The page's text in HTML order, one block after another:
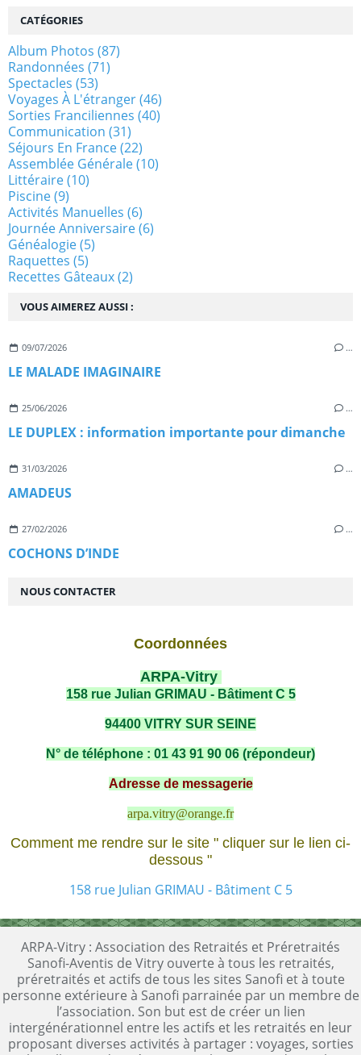
VOUS AIMEREZ AUSSI :
09/07/2026 …
LE MALADE IMAGINAIRE
25/06/2026 …
LE DUPLEX : information importante pour dimanche
31/03/2026 …
AMADEUS
27/02/2026 …
COCHONS D’INDE
CATÉGORIES
Album Photos (87)
Randonnées (71)
Spectacles (53)
Voyages À L'étranger(46)
Sorties Franciliennes (40)
Communication (31)
Séjours En France(22)
Assemblée Générale(10)
Littéraire(10)
Piscine(9)
Activités Manuelles (6)
Journée Anniversaire(6)
Généalogie(5)
Raquettes (5)
Recettes Gâteaux(2)
NOUS CONTACTER
Coordonnées
ARPA-Vitry
158 rue Julian GRIMAU - Bâtiment C 5
94400 VITRY SUR SEINE
N° de téléphone : 01 43 91 90 06 (répondeur)
Adresse de messagerie
arpa.vitry@orange.fr
Comment me rendre sur le site " cliquer sur le lien ci-
dessous "
158 rue Julian GRIMAU - Bâtiment C 5
ARPA-Vitry : Association des Retraités et Préretraités
Sanofi-Aventis de Vitry ouverte à tous les retraités,
préretraités et actifs de tous les sites Sanofi et à toute
personne extérieure à Sanofi parrainée par un membre de
l’association. Son but est de créer un lien
intergénérationnel entre les actifs et les retraités en leur
proposant diverses activités à partager : voyages, sorties